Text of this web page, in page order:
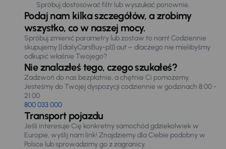
Spróbuj dostosować filtr lub wyszukać ponownie.
Podaj nam kilka szczegółów, a zrobimy
wszystko, co w naszej mocy.
Spróbuj zmienić parametry lub zostaw to nam! Codziennie
skupujemy [[dailyCarsBuy-pl]] aut – dlaczego nie mielibyśmy
odkupić właśnie Twojego?
Nie znalazłeś tego, czego szukałeś?
Zadzwoń do nas bezpłatnie, a chętnie Ci pomożemy.
Jesteśmy do Twojej dyspozycji codziennie w godzinach 8:00 -
21:00
800 033 000
Transport pojazdu
Jeśli interesuje Cię konkretny samochód gdziekolwiek w
Europie, wyślij nam link! Znajdziemy dla Ciebie podobny w
Polsce lub sprowadzimy go z zagranicy.